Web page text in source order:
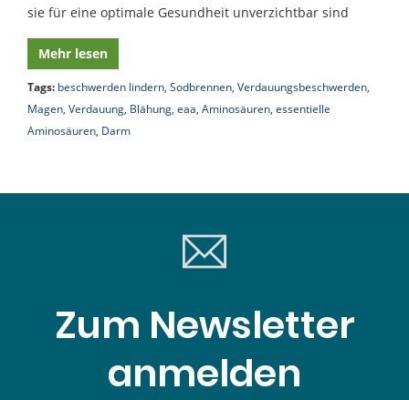
sie für eine optimale Gesundheit unverzichtbar sind
Mehr lesen
Tags: beschwerden lindern, Sodbrennen, Verdauungsbeschwerden,
Magen, Verdauung, Blähung, eaa, Aminosäuren, essentielle
Aminosäuren, Darm
Zum Newsletter
anmelden